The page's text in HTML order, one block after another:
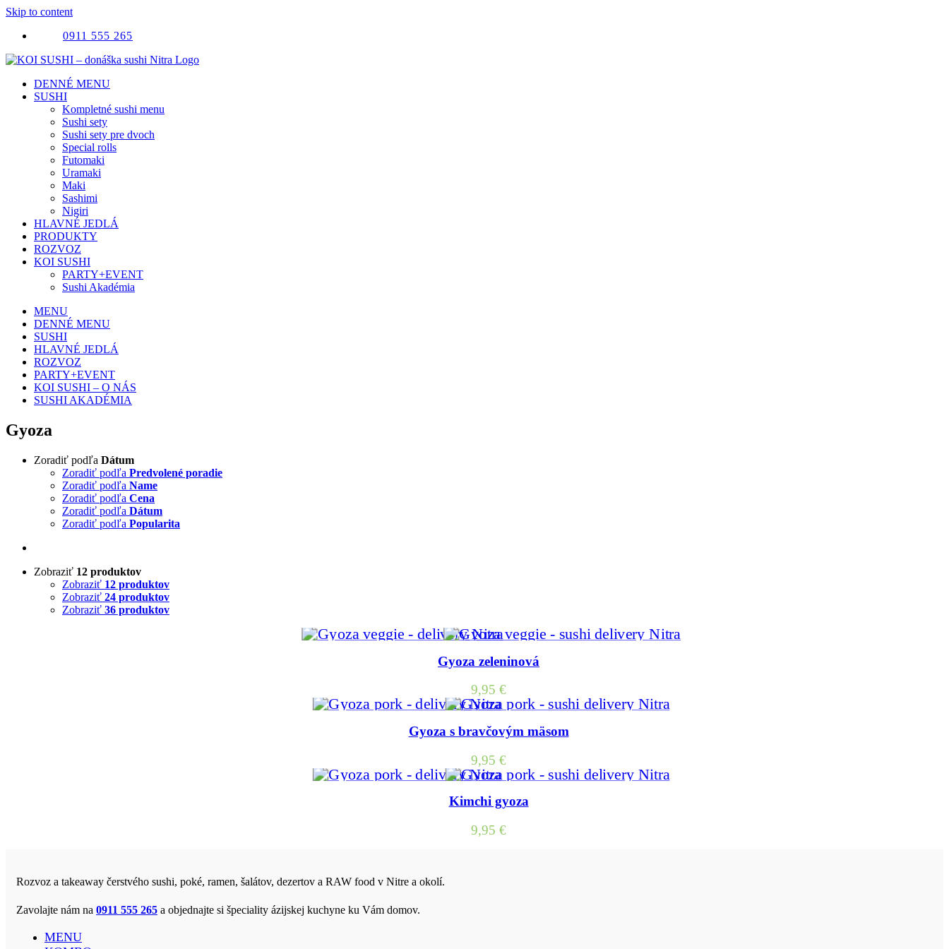
Skip to content
0911 555 265
DENNÉ MENU
SUSHI
Kompletné sushi menu
Sushi sety
Sushi sety pre dvoch
Special rolls
Futomaki
Uramaki
Maki
Sashimi
Nigiri
HLAVNÉ JEDLÁ
PRODUKTY
ROZVOZ
KOI SUSHI
PARTY+EVENT
Sushi Akadémia
MENU
DENNÉ MENU
SUSHI
HLAVNÉ JEDLÁ
ROZVOZ
PARTY+EVENT
KOI SUSHI – O NÁS
SUSHI AKADÉMIA
Gyoza
Zoradiť podľa Dátum
Zoradiť podľa Predvolené poradie
Zoradiť podľa Name
Zoradiť podľa Cena
Zoradiť podľa Dátum
Zoradiť podľa Popularita
Zobraziť 12 produktov
Zobraziť 12 produktov
Zobraziť 24 produktov
Zobraziť 36 produktov
Gyoza zeleninová
9,95 €
Gyoza s bravčovým mäsom
9,95 €
Kimchi gyoza
9,95 €
Rozvoz a takeaway čerstvého sushi, poké, ramen, šalátov, dezertov a RAW food v Nitre a okolí.
Zavolajte nám na 0911 555 265 a objednajte si špeciality ázijskej kuchyne ku Vám domov.
MENU